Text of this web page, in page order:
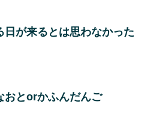
日が来るとは思わなかった
おとorかふんだんご